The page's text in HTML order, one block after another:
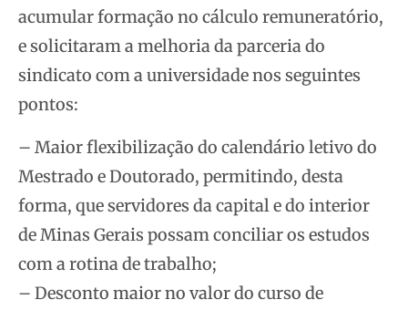
acumular formação no cálculo remuneratório,
e solicitaram a melhoria da parceria do
sindicato com a universidade nos seguintes
pontos:
– Maior flexibilização do calendário letivo do
Mestrado e Doutorado, permitindo, desta
forma, que servidores da capital e do interior
de Minas Gerais possam conciliar os estudos
com a rotina de trabalho;
– Desconto maior no valor do curso de